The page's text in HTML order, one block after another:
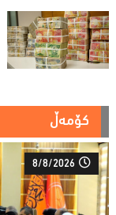
کۆمەڵ
8/8/2026